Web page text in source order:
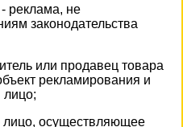
реклама, не
законодательства
или продавец товара
рекламирования и
лицо;
лицо, осуществляющее